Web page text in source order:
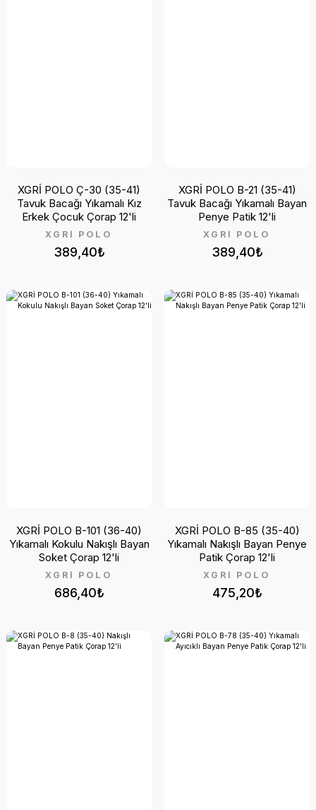
389,40₺
XGRİ POLO
XGRİ POLO Ç-30 (35-41)
Tavuk Bacağı Yıkamalı Kız
Erkek Çocuk Çorap 12'li
389,40₺
XGRİ POLO
XGRİ POLO B-21 (35-41)
Tavuk Bacağı Yıkamalı Bayan
Penye Patik 12'li
686,40₺
XGRİ POLO
XGRİ POLO B-101 (36-40)
Yıkamalı Kokulu Nakışlı Bayan
Soket Çorap 12'li
475,20₺
XGRİ POLO
XGRİ POLO B-85 (35-40)
Yıkamalı Nakışlı Bayan Penye
Patik Çorap 12'li